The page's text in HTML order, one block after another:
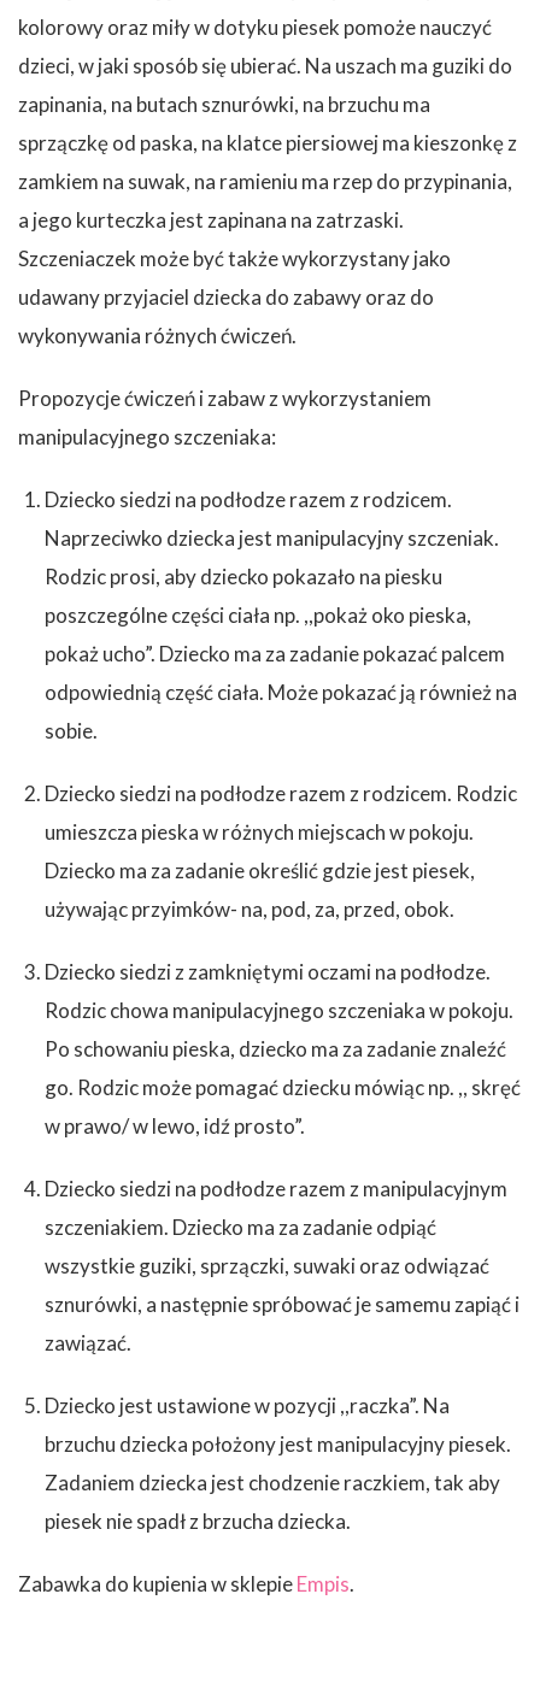
kolorowy oraz miły w dotyku piesek pomoże nauczyć
dzieci, w jaki sposób się ubierać. Na uszach ma guziki do
zapinania, na butach sznurówki, na brzuchu ma
sprzączkę od paska, na klatce piersiowej ma kieszonkę z
zamkiem na suwak, na ramieniu ma rzep do przypinania,
a jego kurteczka jest zapinana na zatrzaski.
Szczeniaczek może być także wykorzystany jako
udawany przyjaciel dziecka do zabawy oraz do
wykonywania różnych ćwiczeń.
Propozycje ćwiczeń i zabaw z wykorzystaniem
manipulacyjnego szczeniaka:
Dziecko siedzi na podłodze razem z rodzicem.
Naprzeciwko dziecka jest manipulacyjny szczeniak.
Rodzic prosi, aby dziecko pokazało na piesku
poszczególne części ciała np. ,,pokaż oko pieska,
pokaż ucho”. Dziecko ma za zadanie pokazać palcem
odpowiednią część ciała. Może pokazać ją również na
sobie.
Dziecko siedzi na podłodze razem z rodzicem. Rodzic
umieszcza pieska w różnych miejscach w pokoju.
Dziecko ma za zadanie określić gdzie jest piesek,
używając przyimków- na, pod, za, przed, obok.
Dziecko siedzi z zamkniętymi oczami na podłodze.
Rodzic chowa manipulacyjnego szczeniaka w pokoju.
Po schowaniu pieska, dziecko ma za zadanie znaleźć
go. Rodzic może pomagać dziecku mówiąc np. ,, skręć
w prawo/ w lewo, idź prosto”.
Dziecko siedzi na podłodze razem z manipulacyjnym
szczeniakiem. Dziecko ma za zadanie odpiąć
wszystkie guziki, sprzączki, suwaki oraz odwiązać
sznurówki, a następnie spróbować je samemu zapiąć i
zawiązać.
Dziecko jest ustawione w pozycji ,,raczka”. Na
brzuchu dziecka położony jest manipulacyjny piesek.
Zadaniem dziecka jest chodzenie raczkiem, tak aby
piesek nie spadł z brzucha dziecka.
Zabawka do kupienia w sklepieEmpis.